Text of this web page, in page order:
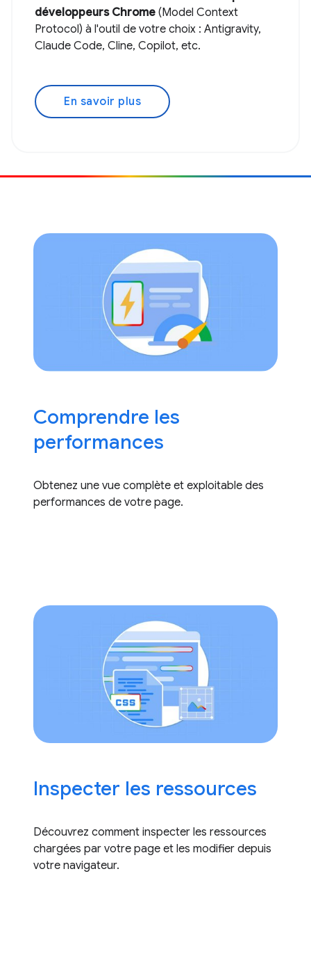
développeurs Chrome (Model Context
Protocol) à l'outil de votre choix : Antigravity,
Claude Code, Cline, Copilot, etc.
En savoir plus
Comprendre les
performances
Obtenez une vue complète et exploitable des
performances de votre page.
Inspecter les ressources
Découvrez comment inspecter les ressources
chargées par votre page et les modifier depuis
votre navigateur.